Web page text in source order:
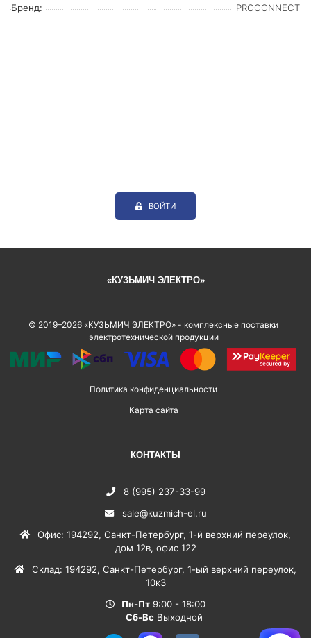
Бренд:
PROCONNECT
ВОЙТИ
«КУЗЬМИЧ ЭЛЕКТРО»
© 2019–2026 «КУЗЬМИЧ ЭЛЕКТРО» - комплексные поставки
электротехнической продукции
Политика конфиденциальности
Карта сайта
КОНТАКТЫ
8 (995) 237-33-99
sale@kuzmich-el.ru
Офис: 194292, Санкт-Петербург, 1-й верхний переулок,
дом 12в, офис 122
Склад: 194292, Санкт-Петербург, 1-ый верхний переулок,
10к3
Пн-Пт 9:00 - 18:00
Сб-Вс Выходной